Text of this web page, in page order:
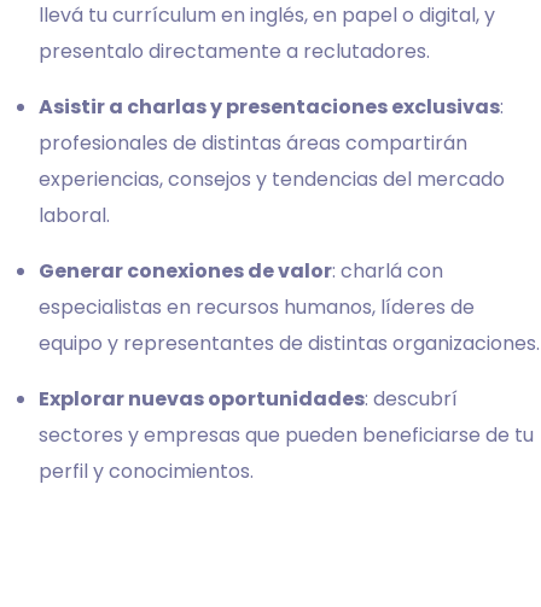
llevá tu currículum en inglés, en papel o digital, y
presentalo directamente a reclutadores.
Asistir a charlas y presentaciones exclusivas:
profesionales de distintas áreas compartirán
experiencias, consejos y tendencias del mercado
laboral.
Generar conexiones de valor: charlá con
especialistas en recursos humanos, líderes de
equipo y representantes de distintas organizaciones.
Explorar nuevas oportunidades: descubrí
sectores y empresas que pueden beneficiarse de tu
perfil y conocimientos.